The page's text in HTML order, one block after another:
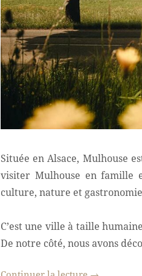
Située en Alsace, Mulhouse
visiter Mulhouse en famille
culture, nature et
C’est une ville à taille
De notre côté, nous avons